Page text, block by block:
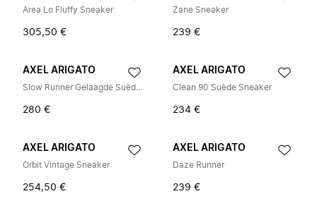
Area Lo Fluffy Sneaker
305,50 €
Zane Sneaker
239 €
AXEL ARIGATO
Slow Runner Gelaagde Suède Sneakers
280 €
AXEL ARIGATO
Clean 90 Suède Sneaker
234 €
AXEL ARIGATO
Orbit Vintage Sneaker
254,50 €
AXEL ARIGATO
Daze Runner
239 €